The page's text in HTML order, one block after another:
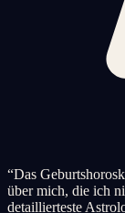
“Das
über mich, die ich
detaillierteste